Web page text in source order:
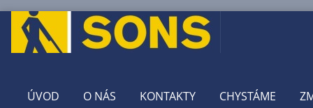
ÚVOD O NÁS KONTAKTY CHYSTÁME